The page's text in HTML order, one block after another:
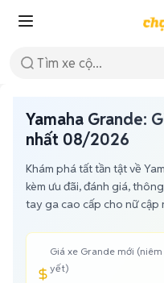
Yamaha Grande:
nhất 08/2026
Khám phá tất tần tật về
kèm ưu đãi, đánh giá,
tay ga cao cấp cho nữ
Giá xe Grande mới (niêm
yết)